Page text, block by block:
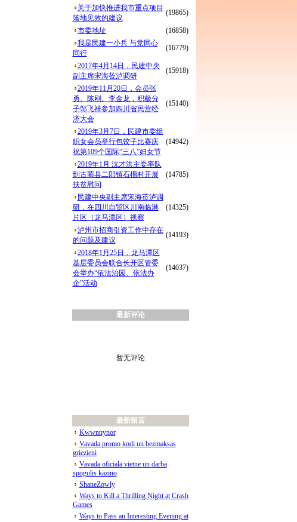
关于加快推进我市重点项目
落地见效的建议
(19865)
市委地址
(16858)
我是民建一小兵 与党同心
同行
(16779)
2017年4月14日，民建中央
副主席宋海莅泸调研
(15918)
2019年11月20日，会员张
勇、陈刚、李金龙，积极分
子邹飞祥参加四川省民营经
济大会
(15140)
2019年3月7日，民建市委组
织女会员举行包饺子比赛庆
祝第109个国际“三八”妇女节
(14942)
2019年1月 沈才洪主委率队
到古蔺县二郎镇石榴村开展
扶贫慰问
(14785)
民建中央副主席宋海莅泸调
研，在四川自贸区川南临港
片区（龙马潭区）视察
(14325)
泸州市招商引资工作中存在
的问题及建议
(14193)
2018年1月25日，龙马潭区
基层委员会联合长开区管委
会举办“依法治园、依法办
企”活动
(14037)
最新评论
暂无评论
最新留言
Kwwnnynor
Vavada promo kodi un bezmaksas
griezieni
Vavada oficiala vietne un darba
spogulis kazino
ShaneZowly
Ways to Kill a Thrilling Night at Crash
Games
Ways to Pass an Interesting Evening at